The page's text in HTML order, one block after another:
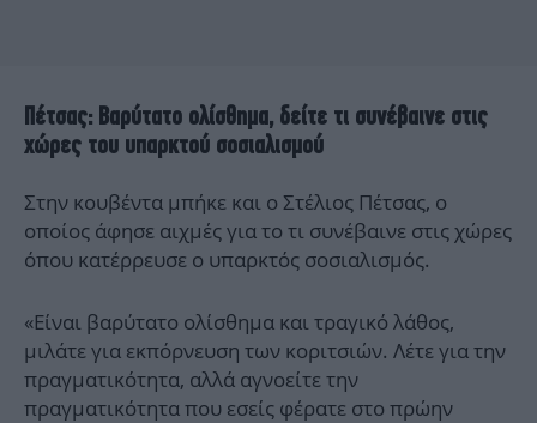
Πέτσας: Βαρύτατο ολίσθημα, δείτε τι συνέβαινε στις
χώρες του υπαρκτού σοσιαλισμού
Στην κουβέντα μπήκε και ο Στέλιος Πέτσας, ο
οποίος άφησε αιχμές για το τι συνέβαινε στις χώρες
όπου κατέρρευσε ο υπαρκτός σοσιαλισμός.
«Είναι βαρύτατο ολίσθημα και τραγικό λάθος,
μιλάτε για εκπόρνευση των κοριτσιών. Λέτε για την
πραγματικότητα, αλλά αγνοείτε την
πραγματικότητα που εσείς φέρατε στο πρώην